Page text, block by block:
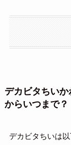
デカビタちい
からいつまで？
デカビタちいは